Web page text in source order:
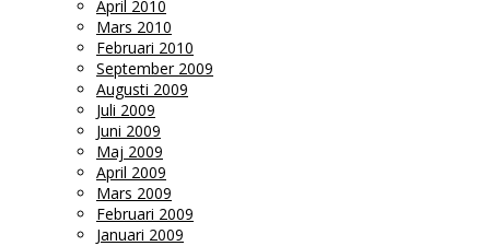
April 2010
Mars 2010
Februari 2010
September 2009
Augusti 2009
Juli 2009
Juni 2009
Maj 2009
April 2009
Mars 2009
Februari 2009
Januari 2009